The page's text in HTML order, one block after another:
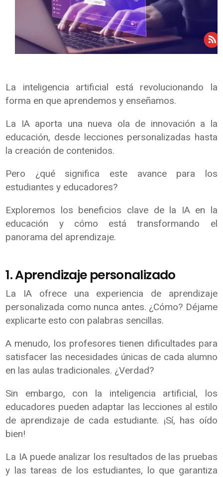
La inteligencia artificial está revolucionando la
forma en que aprendemos y enseñamos.
La IA aporta una nueva ola de innovación a la
educación, desde lecciones personalizadas hasta
la creación de contenidos.
Pero ¿qué significa este avance para los
estudiantes y educadores?
Exploremos los beneficios clave de la IA en la
educación y cómo está transformando el
panorama del aprendizaje.
1. Aprendizaje personalizado
La IA ofrece una experiencia de aprendizaje
personalizada como nunca antes. ¿Cómo? Déjame
explicarte esto con palabras sencillas.
A menudo, los profesores tienen dificultades para
satisfacer las necesidades únicas de cada alumno
en las aulas tradicionales. ¿Verdad?
Sin embargo, con la inteligencia artificial, los
educadores pueden adaptar las lecciones al estilo
de aprendizaje de cada estudiante. ¡Sí, has oído
bien!
La IA puede analizar los resultados de las pruebas
y las tareas de los estudiantes, lo que garantiza